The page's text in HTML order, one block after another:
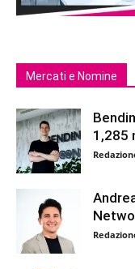
Mercati e Nomine
1,285